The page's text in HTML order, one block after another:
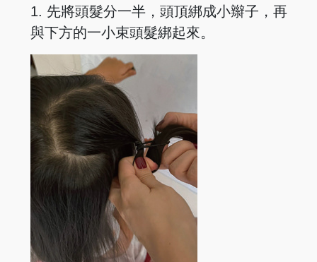
1. 先將頭髮分一半，頭頂綁成小辮子，再
與下方的一小束頭髮綁起來。